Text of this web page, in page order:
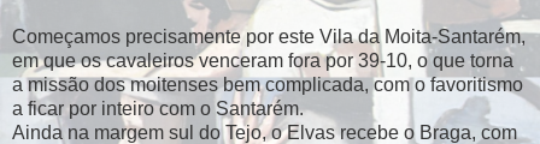
Começamos precisamente por este Vila da Moita-Santarém,
em que os cavaleiros venceram fora por 39-10, o que torna
a missão dos moitenses bem complicada, com o favoritismo
a ficar por inteiro com o Santarém.
Ainda na margem sul do Tejo, o Elvas recebe o Braga, com